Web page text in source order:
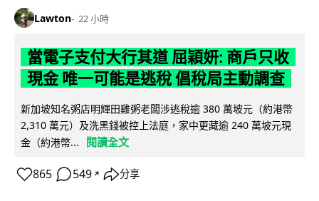
Lawton 22 小時
當電子支付大行其道 屈穎妍: 商戶只收
現金 唯一可能是逃稅 倡稅局主動調查
新加坡知名粥店明輝田雞粥老闆涉逃稅逾 380 萬坡元（約港幣
2,310 萬元）及洗黑錢被控上法庭，家中更藏逾 240 萬坡元現
金（約港幣...
閱讀全文
865 549 ↗ 分享